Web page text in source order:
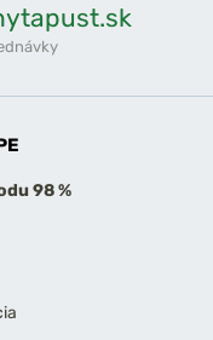
98 %